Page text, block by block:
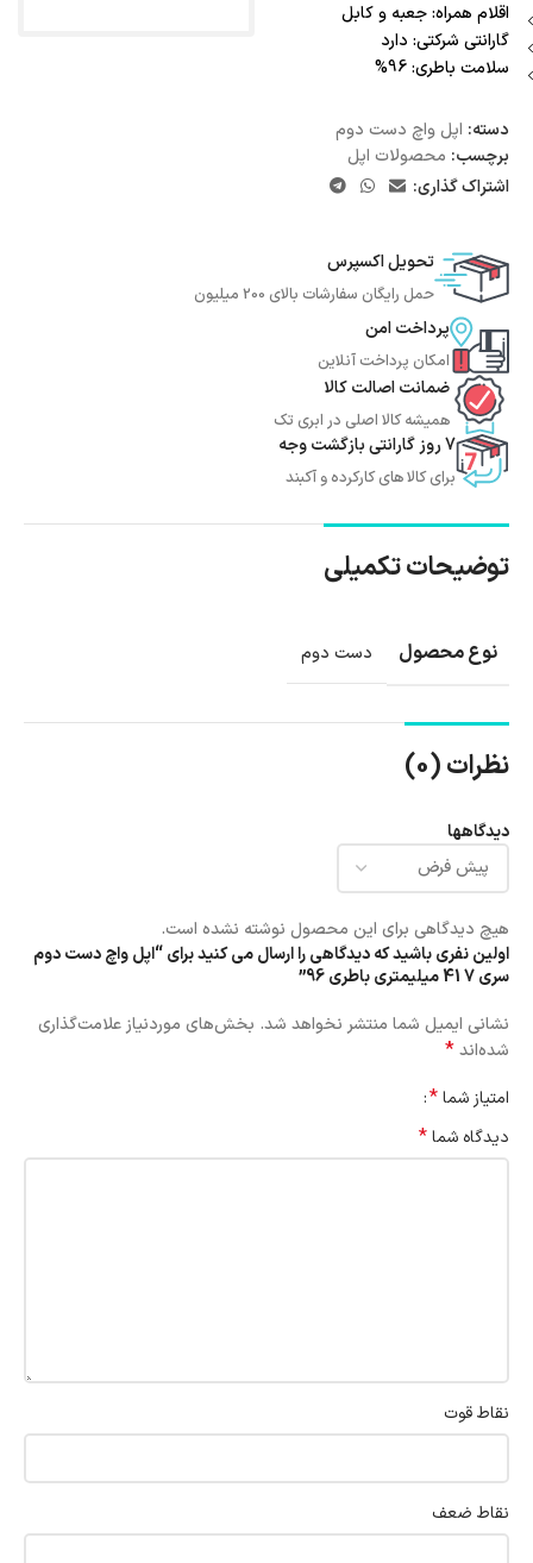
اقلام همراه: جعبه و کابل
گارانتی شرکتی: دارد
سلامت باطری: 96%
دسته: اپل واچ دست دوم
برچسب: محصولات اپل
اشتراک گذاری:
تحویل اکسپرس
حمل رایگان سفارشات بالای 200 میلیون
پرداخت امن
امکان پرداخت آنلاین
ضمانت اصالت کالا
همیشه کالا اصلی در ابری تک
7 روز گارانتی بازگشت وجه
برای کالا های کارکرده و آکبند
توضیحات تکمیلی
نوع محصول دست دوم
نظرات (0)
دیدگاهها
هیچ دیدگاهی برای این محصول نوشته نشده است.
اولین نفری باشید که دیدگاهی را ارسال می کنید برای “اپل واچ دست دوم
سری 7 41 میلیمتری باطری 96”
نشانی ایمیل شما منتشر نخواهد شد. بخش‌های موردنیاز علامت‌گذاری
شده‌اند*
امتیاز شما*
دیدگاه شما*
نقاط قوت
نقاط ضعف